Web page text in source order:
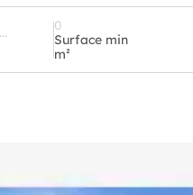
Surface min
m²